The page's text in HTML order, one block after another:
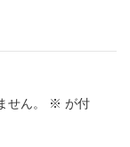
ん。 ※ が付